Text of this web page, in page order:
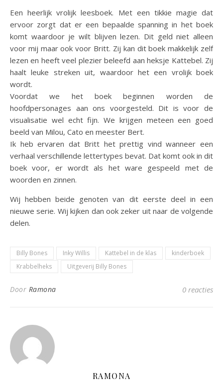
Een heerlijk vrolijk leesboek. Met een tikkie magie dat
ervoor zorgt dat er een bepaalde spanning in het boek
komt waardoor je wilt blijven lezen. Dit geld niet alleen
voor mij maar ook voor Britt. Zij kan dit boek makkelijk zelf
lezen en heeft veel plezier beleefd aan heksje Kattebel. Zij
haalt leuke streken uit, waardoor het een vrolijk boek
wordt.
Voordat we het boek beginnen worden de
hoofdpersonages aan ons voorgesteld. Dit is voor de
visualisatie wel echt fijn. We krijgen meteen een goed
beeld van Milou, Cato en meester Bert.
Ik heb ervaren dat Britt het prettig vind wanneer een
verhaal verschillende lettertypes bevat. Dat komt ook in dit
boek voor, er wordt als het ware gespeeld met de
woorden en zinnen.
Wij hebben beide genoten van dit eerste deel in een
nieuwe serie. Wij kijken dan ook zeker uit naar de volgende
delen.
Billy Bones Inky Willis Kattebel in de klas
kinderboek
Krabbelheks
Uitgeverij Billy Bones
Door Ramona 0 reacties
RAMONA